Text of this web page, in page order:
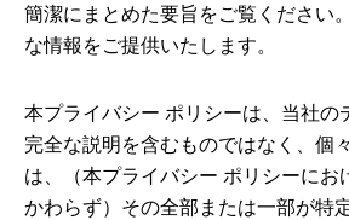
簡潔にまとめた要旨をご覧ください
な情報をご提供いたします。
本プライバシー ポリシーは、当社の
完全な説明を含むものではなく、個
は、（本プライバシー ポリシーにお
かわらず）その全部または一部が特